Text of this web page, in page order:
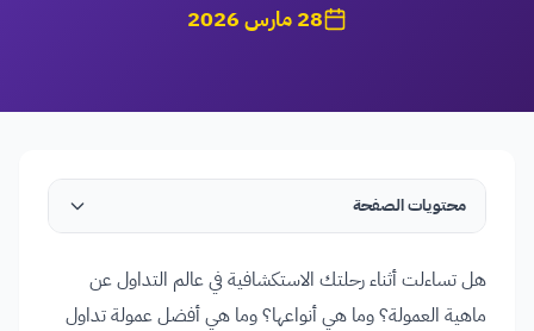
28 مارس 2026
محتويات الصفحة
هل تساءلت أثناء رحلتك الاستكشافية في عالم التداول عن
ماهية العمولة؟ وما هي أنواعها؟ وما هي أفضل عمولة تداول